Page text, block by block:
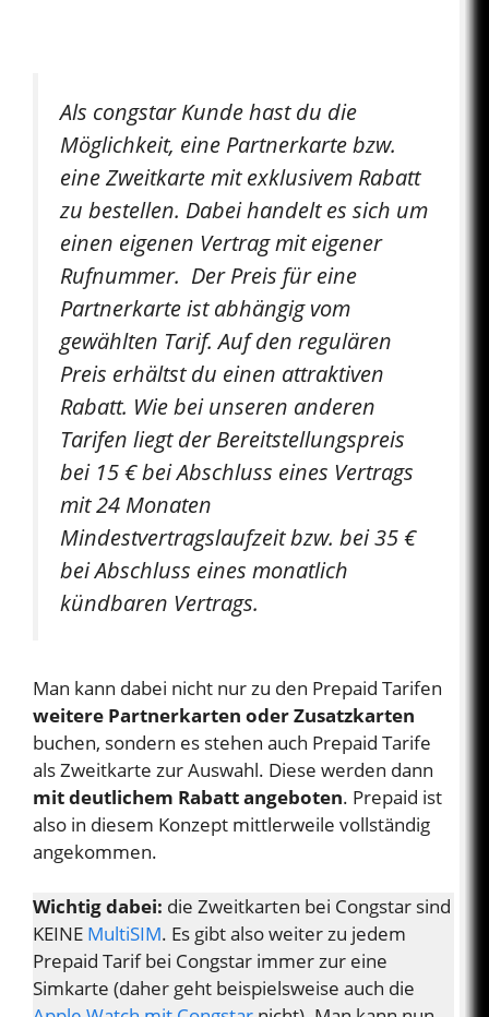
Als congstar Kunde hast du die
Möglichkeit, eine Partnerkarte bzw.
eine Zweitkarte mit exklusivem Rabatt
zu bestellen. Dabei handelt es sich um
einen eigenen Vertrag mit eigener
Rufnummer. Der Preis für eine
Partnerkarte ist abhängig vom
gewählten Tarif. Auf den regulären
Preis erhältst du einen attraktiven
Rabatt. Wie bei unseren anderen
Tarifen liegt der Bereitstellungspreis
bei 15 € bei Abschluss eines Vertrags
mit 24 Monaten
Mindestvertragslaufzeit bzw. bei 35 €
bei Abschluss eines monatlich
kündbaren Vertrags.
Man kann dabei nicht nur zu den Prepaid Tarifen
weitere Partnerkarten oder Zusatzkarten
buchen, sondern es stehen auch Prepaid Tarife
als Zweitkarte zur Auswahl. Diese werden dann
mit deutlichem Rabatt angeboten. Prepaid ist
also in diesem Konzept mittlerweile vollständig
angekommen.
Wichtig dabei: die Zweitkarten bei Congstar sind
KEINE MultiSIM. Es gibt also weiter zu jedem
Prepaid Tarif bei Congstar immer zur eine
Simkarte (daher geht beispielsweise auch die